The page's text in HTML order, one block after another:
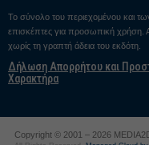
Το σύνολο του περιεχομένου και
επισκέπτες για προσωπική χρήση.
χωρίς τη γραπτή άδεια του εκδότη.
Δήλωση Απορρήτου και
Χαρακτήρα
Copyright © 2001 – 2026